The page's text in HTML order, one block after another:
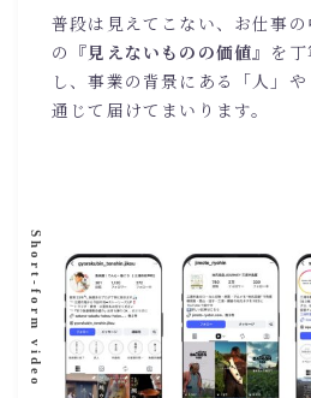
普段は見えてこない、お仕事
の『見えないものの価値 』を
し、事業の背景にある「人」
通じて届けてまいります。
Short-form video